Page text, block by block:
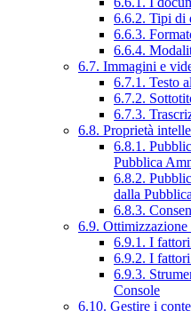
6.6.2. Tipi di
6.6.3.
6.6.4.
6.7. Immagini e
6.7.1. Testo
6.7.2.
6.7.3.
6.8. Proprietà
6.8.1.
Pubblica
6.8.2.
dalla
6.8.3.
6.9.
6.9.1. I fattori
6.9.2. I fattori
6.9.3.
Console
6.10. Gestire i